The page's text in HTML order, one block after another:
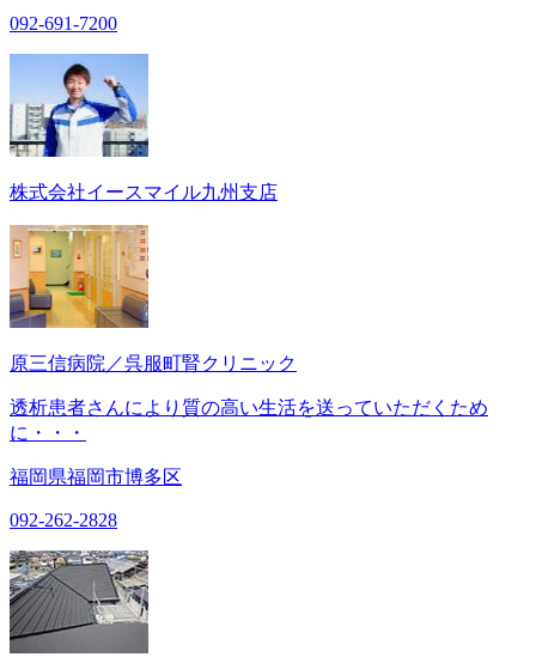
092-691-7200
株式会社イースマイル九州支店
原三信病院／呉服町腎クリニック
透析患者さんにより質の高い生活を送っていただくため
に・・・
福岡県福岡市博多区
092-262-2828